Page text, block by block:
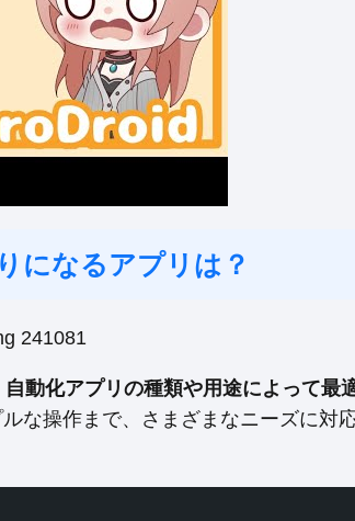
になるアプリは？
自動化アプリの種類や用途によって最
な操作まで、さまざまなニーズに対